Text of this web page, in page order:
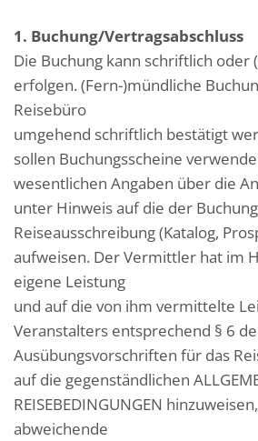
1. Buchung/Vertragsabschluss
Die Buchung kann schriftlich oder
erfolgen. (Fern-)mündliche
Reisebüro
umgehend schriftlich bestätigt
sollen Buchungsscheine
wesentlichen Angaben über die
unter Hinweis auf die der
Reiseausschreibung (Katalog,
aufweisen. Der Vermittler hat im
eigene Leistung
und auf die von ihm vermittelte
Veranstalters entsprechend § 6
Ausübungsvorschriften für das
auf die gegenständlichen
REISEBEDINGUNGEN
abweichende